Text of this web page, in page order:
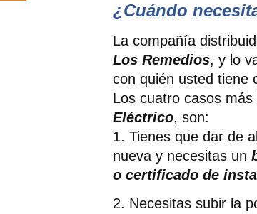
¿Cuándo
La compañía
Los Remedios, y lo
con quién usted tiene
Los cuatro casos
Eléctrico, son:
1. Tienes que dar de
nueva y necesitas un
o certificado de
2. Necesitas subir la